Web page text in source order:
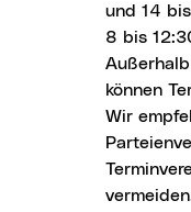
und 14
8 bis
können
Wir